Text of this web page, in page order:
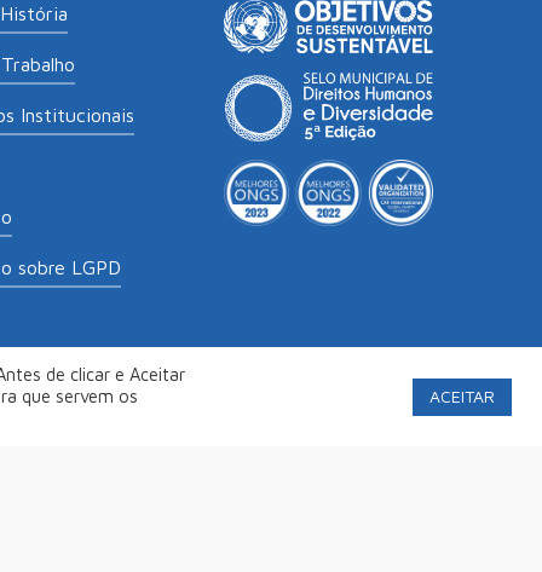
Institucionais
sobre LGPD
. Política de Privacidade
de clicar e Aceitar
que servem os
ACEITAR